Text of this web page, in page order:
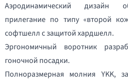
Аэродинамический дизайн
прилегание по типу «второй
софтшелл с защитой хардшелл.
Эргономичный воротник
гоночной посадки.
Полноразмерная молния YKK,